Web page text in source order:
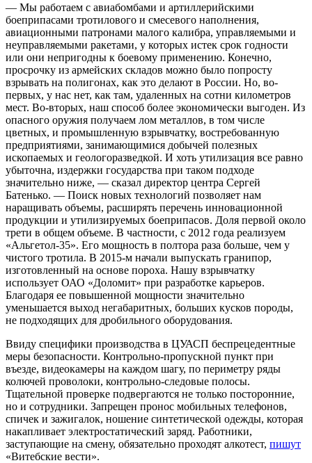
— Мы работаем с авиабомбами и артиллерийскими
боеприпасами тротилового и смесевого наполнения,
авиационными патронами малого калибра, управляемыми и
неуправляемыми ракетами, у которых истек срок годности
или они непригодны к боевому применению. Конечно,
просрочку из армейских складов можно было попросту
взрывать на полигонах, как это делают в России. Но, во-
первых, у нас нет, как там, удаленных на сотни километров
мест. Во-вторых, наш способ более экономически выгоден. Из
опасного оружия получаем лом металлов, в том числе
цветных, и промышленную взрывчатку, востребованную
предприятиями, занимающимися добычей полезных
ископаемых и геологоразведкой. И хоть утилизация все равно
убыточна, издержки государства при таком подходе
значительно ниже, — сказал директор центра Сергей
Батенько. — Поиск новых технологий позволяет нам
наращивать объемы, расширять перечень инновационной
продукции и утилизируемых боеприпасов. Доля первой около
трети в общем объеме. В частности, с 2012 года реализуем
«Альгетол-35». Его мощность в полтора раза больше, чем у
чистого тротила. В 2015-м начали выпускать гранипор,
изготовленный на основе пороха. Нашу взрывчатку
использует ОАО «Доломит» при разработке карьеров.
Благодаря ее повышенной мощности значительно
уменьшается выход негабаритных, больших кусков породы,
не подходящих для дробильного оборудования.
Ввиду специфики производства в ЦУАСП беспрецедентные
меры безопасности. Контрольно-пропускной пункт при
въезде, видеокамеры на каждом шагу, по периметру ряды
колючей проволоки, контрольно-следовые полосы.
Тщательной проверке подвергаются не только посторонние,
но и сотрудники. Запрещен пронос мобильных телефонов,
спичек и зажигалок, ношение синтетической одежды, которая
накапливает электростатический заряд. Работники,
заступающие на смену, обязательно проходят алкотест, пишут
«Витебские вести».